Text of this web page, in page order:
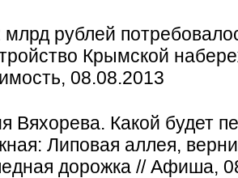
рублей
Крымской
08.08.2013
Вяхорева. Какой будет
Липовая аллея,
дорожка // Афиша,